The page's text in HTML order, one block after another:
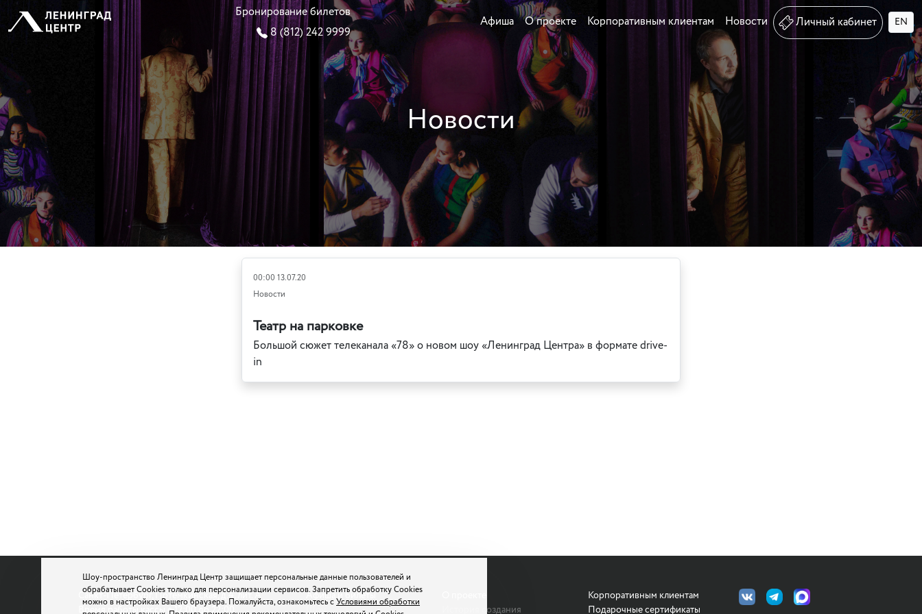
Шоу-пространство Ленинград Центр защищает персональные данные пользователей и
обрабатывает Cookies только для персонализации сервисов. Запретить обработку Cookies
можно в настройках Вашего браузера. Пожалуйста, ознакомьтесь сУсловиями обработки
Бронирование билетов
8 (812) 242 9999
Афиша О проекте Корпоративным клиентам Новости Личный кабинет EN
Новости
00:00 13.07.20
Новости
Театр на парковке
Большой сюжет телеканала «78» о новом шоу «Ленинград Центра» в формате drive-
in
Санкт-Петербург, Потемкинская, д.4, лит. А
Время работы кассы с 12:00 до 22:00
Афиша и билеты
Шоу
История создания
Корпоративным клиентам
Подарочные сертификаты